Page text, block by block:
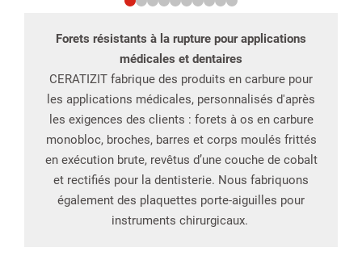
Forets résistants à la rupture pour applications
médicales et dentaires
CERATIZIT fabrique des produits en carbure pour
les applications médicales, personnalisés d'après
les exigences des clients : forets à os en carbure
monobloc, broches, barres et corps moulés frittés
en exécution brute, revêtus d’une couche de cobalt
et rectifiés pour la dentisterie. Nous fabriquons
également des plaquettes porte-aiguilles pour
instruments chirurgicaux.